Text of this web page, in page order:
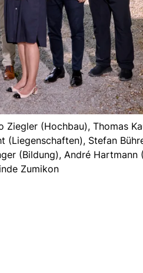
Ziegler (Hochbau), Thomas
(Liegenschaften), Stefan
(Bildung), André Hartmann
Zumikon